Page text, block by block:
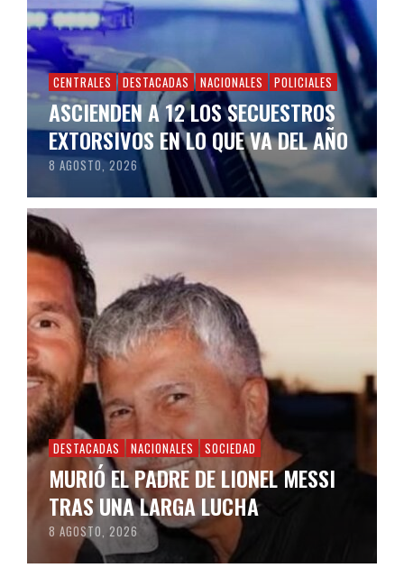
CENTRALES DESTACADAS NACIONALES POLICIALES
ASCIENDEN A 12 LOS SECUESTROS
EXTORSIVOS EN LO QUE VA DEL AÑO
8 AGOSTO, 2026
DESTACADAS NACIONALES SOCIEDAD
MURIÓ EL PADRE DE LIONEL MESSI
TRAS UNA LARGA LUCHA
8 AGOSTO, 2026